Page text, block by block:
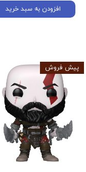
افزودن به سبد خرید
پیش فروش